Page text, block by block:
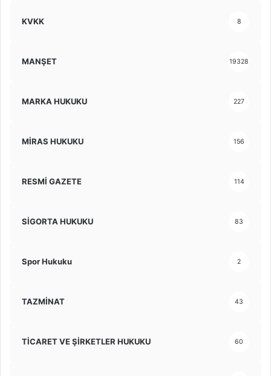
KVKK 8
MANŞET 19328
MARKA HUKUKU 227
MİRAS HUKUKU 156
RESMİ GAZETE 114
SİGORTA HUKUKU 83
Spor Hukuku 2
TAZMİNAT 43
TİCARET VE ŞİRKETLER HUKUKU 60